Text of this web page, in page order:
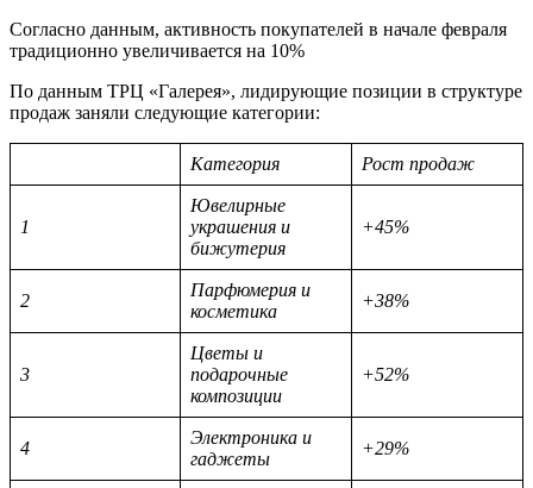
Согласно данным, активность покупателей в начале февраля
традиционно увеличивается на 10%
По данным ТРЦ «Галерея», лидирующие позиции в структуре
продаж заняли следующие категории:
Категория Рост продаж
1
Ювелирные
украшения и
бижутерия
+45%
2
Парфюмерия и
косметика
+38%
3
Цветы и
подарочные
композиции
+52%
4
Электроника и
гаджеты
+29%